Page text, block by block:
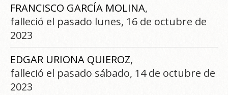
FRANCISCO GARCÍA MOLINA,
falleció el pasado lunes, 16 de octubre de
2023
EDGAR URIONA QUIEROZ,
falleció el pasado sábado, 14 de octubre de
2023